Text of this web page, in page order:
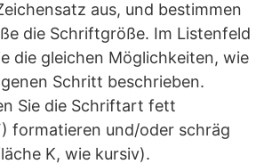
aus, und bestimmen
die Schriftgröße. Im Listenfeld
die gleichen Möglichkeiten, wie
Schritt beschrieben.
Sie die Schriftart fett
formatieren und/oder schräg
K, wie kursiv).